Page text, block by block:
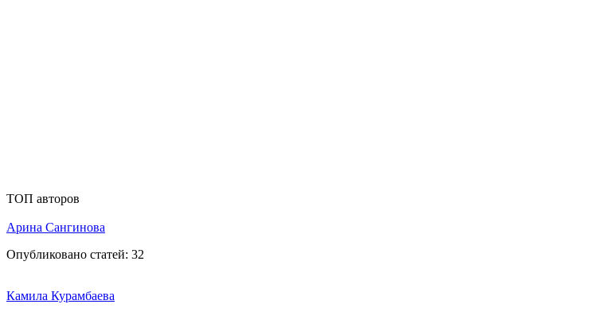
ТОП авторов
Арина Сангинова
Опубликовано статей: 32
Камила Курамбаева